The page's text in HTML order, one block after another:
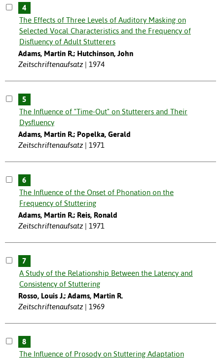
4
The Effects of Three Levels of Auditory Masking on
Selected Vocal Characteristics and the Frequency of
Disfluency of Adult Stutterers
Adams, Martin R.; Hutchinson, John
Zeitschriftenaufsatz
1974
5
The Influence of "Time-Out" on Stutterers and Their
Dysfluency
Adams, Martin R.; Popelka, Gerald
Zeitschriftenaufsatz
1971
6
The Influence of the Onset of Phonation on the
Frequency of Stuttering
Adams, Martin R.; Reis, Ronald
Zeitschriftenaufsatz
1971
7
A Study of the Relationship Between the Latency and
Consistency of Stuttering
Rosso, Louis J.; Adams, Martin R.
Zeitschriftenaufsatz
1969
8
The Influence of Prosody on Stuttering Adaptation